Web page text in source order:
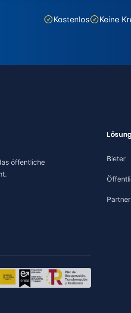
Kostenlos Keine
öffentliche
Bieter
Partner